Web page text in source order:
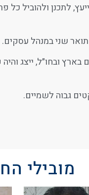
לתכנן ולהוביל כל
תואר שני במנהל עסקים.
ובחו״ל, ייצג והיה
גבוה לשמיים.
תבניות
מובילי